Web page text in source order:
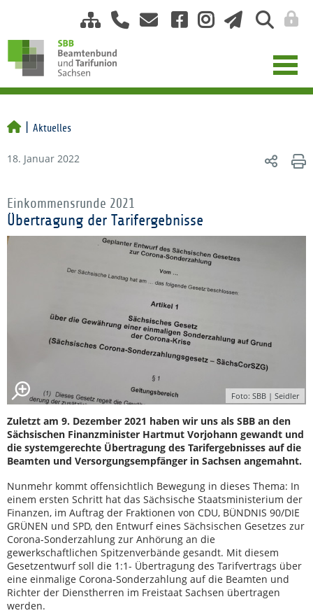
Aktuelles
18. Januar 2022
Einkommensrunde 2021
Übertragung der Tarifergebnisse
Foto: SBB | Seidler
Zuletzt am 9. Dezember 2021 haben wir uns als SBB an den
Sächsischen Finanzminister Hartmut Vorjohann gewandt und
die systemgerechte Übertragung des Tarifergebnisses auf die
Beamten und Versorgungsempfänger in Sachsen angemahnt.
Nunmehr kommt offensichtlich Bewegung in dieses Thema: In
einem ersten Schritt hat das Sächsische Staatsministerium der
Finanzen, im Auftrag der Fraktionen von CDU, BÜNDNIS 90/DIE
GRÜNEN und SPD, den Entwurf eines Sächsischen Gesetzes zur
Corona-Sonderzahlung zur Anhörung an die
gewerkschaftlichen Spitzenverbände gesandt. Mit diesem
Gesetzentwurf soll die 1:1- Übertragung des Tarifvertrags über
eine einmalige Corona-Sonderzahlung auf die Beamten und
Richter der Dienstherren im Freistaat Sachsen übertragen
werden.